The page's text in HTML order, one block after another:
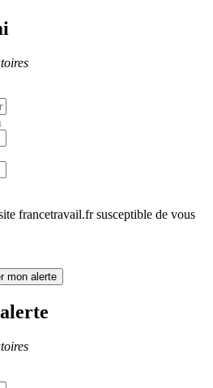
francetravail.fr susceptible de vous
mon alerte